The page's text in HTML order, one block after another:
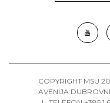
COPYRIGHT MSU
AVENIJA